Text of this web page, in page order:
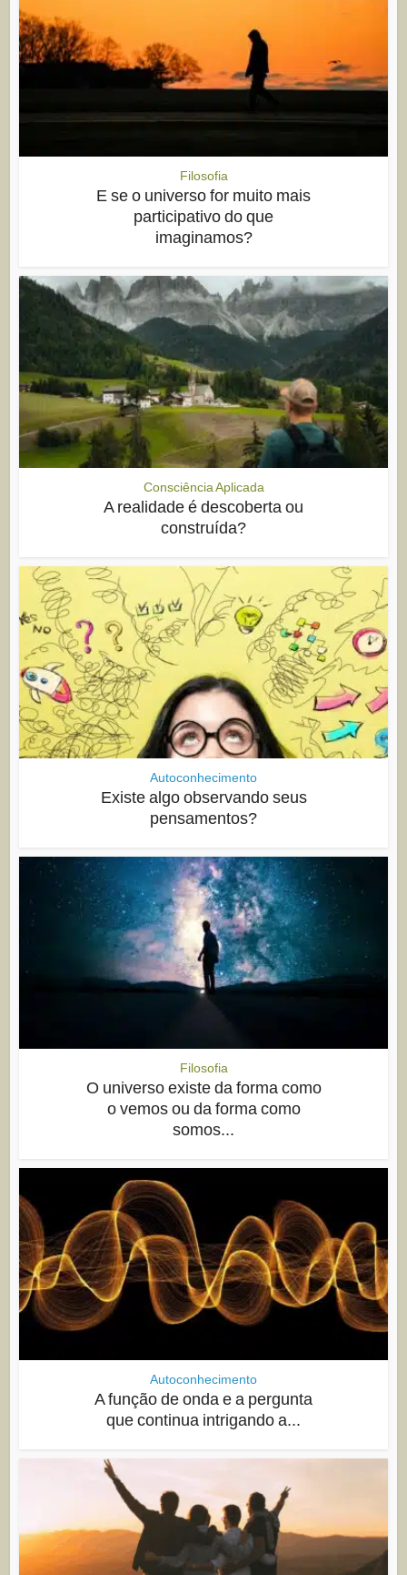
Filosofia
E se o universo for muito mais
participativo do que
imaginamos?
Consciência Aplicada
A realidade é descoberta ou
construída?
Autoconhecimento
Existe algo observando seus
pensamentos?
Filosofia
O universo existe da forma como
o vemos ou da forma como
somos...
Autoconhecimento
A função de onda e a pergunta
que continua intrigando a...